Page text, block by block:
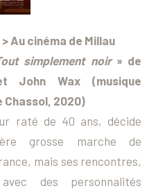
Au cinéma de Millau
simplement noir» de
John Wax (musique
Chassol, 2020)
raté de 40 ans, décide
grosse marche de
mais ses rencontres,
des personnalités